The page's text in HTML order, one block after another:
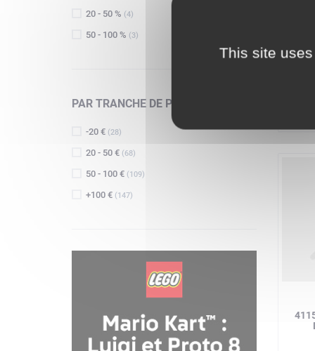
20 - 50 % (4)
50 - 100 % (3)
PAR TRANCHE DE PRIX
-20 € (28)
20 - 50 € (68)
50 - 100 € (109)
+100 € (147)
This site